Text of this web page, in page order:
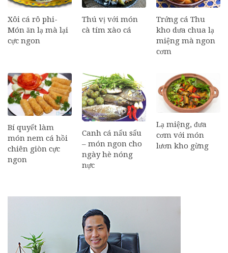
Xôi cá rô phi-
Món ăn lạ mà lại
cực ngon
Thú vị với món
cà tím xào cá
Trứng cá Thu
kho dưa chua lạ
miệng mà ngon
cơm
Bí quyết làm
món nem cá hồi
chiên giòn cực
ngon
Canh cá nấu sấu
– món ngon cho
ngày hè nóng
nực
Lạ miệng, đưa
cơm với món
lươn kho gừng